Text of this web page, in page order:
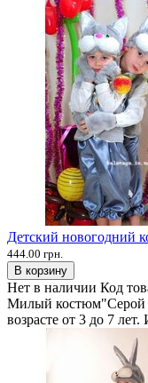
Детский новогодний
444.00 грн.
В корзину
Нет в наличии Код
Милый костюм"Серой
возрасте от 3 до 7